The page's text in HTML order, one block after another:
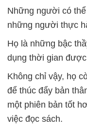
Những người có
những người thực
Họ là những bậc
dụng thời gian
Không chỉ vậy, họ
để thúc đẩy bản
một phiên bản tốt
việc đọc sách.